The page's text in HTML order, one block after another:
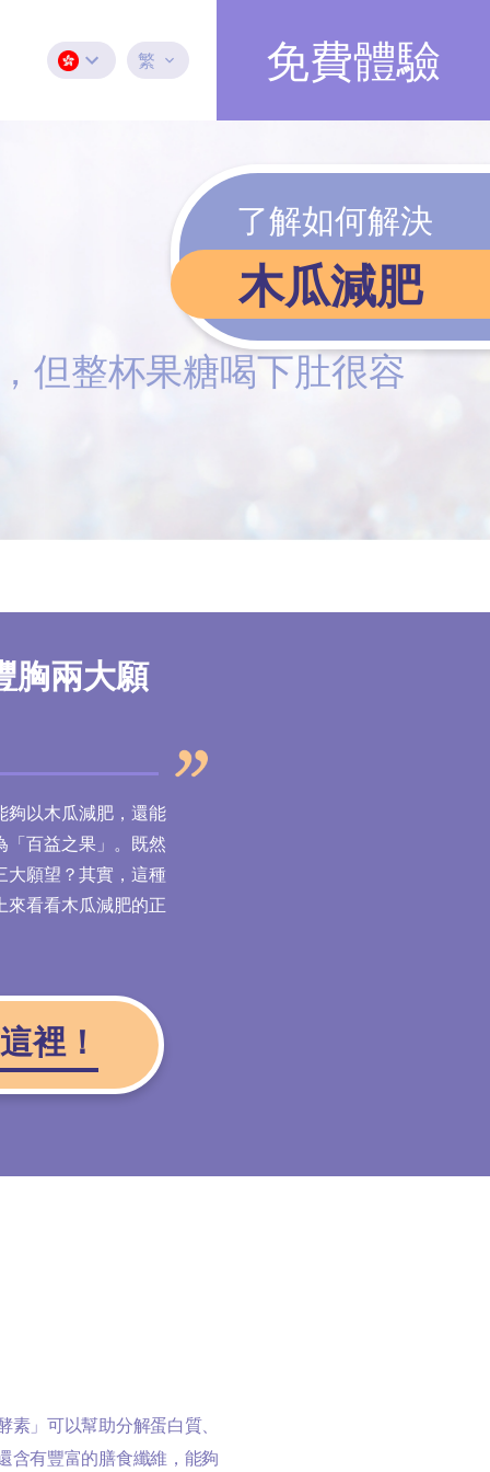
繁 免費體驗
了解如何解決
木瓜減肥
但整杯果糖喝下肚很容
胸兩大願
夠以木瓜減肥，還能
「百益之果」。既然
大願望？其實，這種
來看看木瓜減肥的正
裡！
」可以幫助分解蛋白質、
含有豐富的膳食纖維，能夠